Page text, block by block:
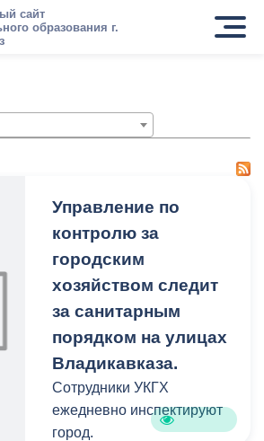
сайт
образования г.
Управление по
контролю за
городским
хозяйством следит
за санитарным
порядком на улицах
Владикавказа.
Сотрудники УКГХ
ежедневно инспектируют
город.